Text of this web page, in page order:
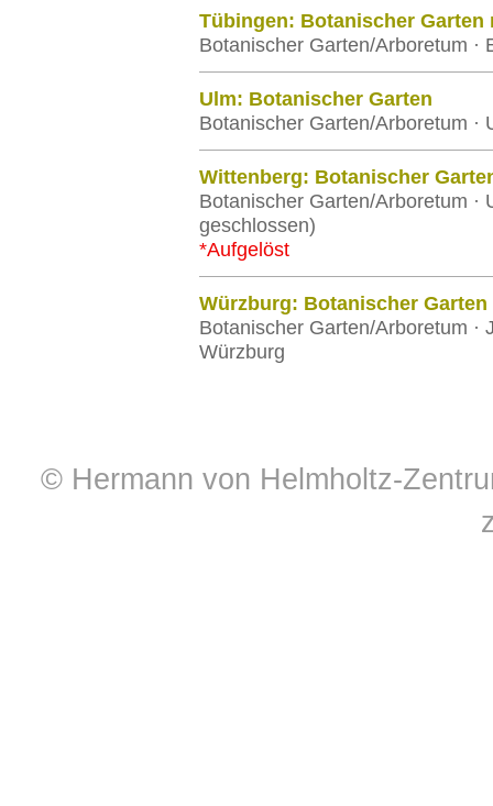
Tübingen: Botanischer Garten
Botanischer Garten/Arboretum
Ulm: Botanischer Garten
Botanischer Garten/Arboretum ·
Wittenberg: Botanischer
Botanischer Garten/Arboretum ·
geschlossen)
*Aufgelöst
Würzburg: Botanischer Garten
Botanischer Garten/Arboretum ·
Würzburg
© Hermann von Helmholtz-